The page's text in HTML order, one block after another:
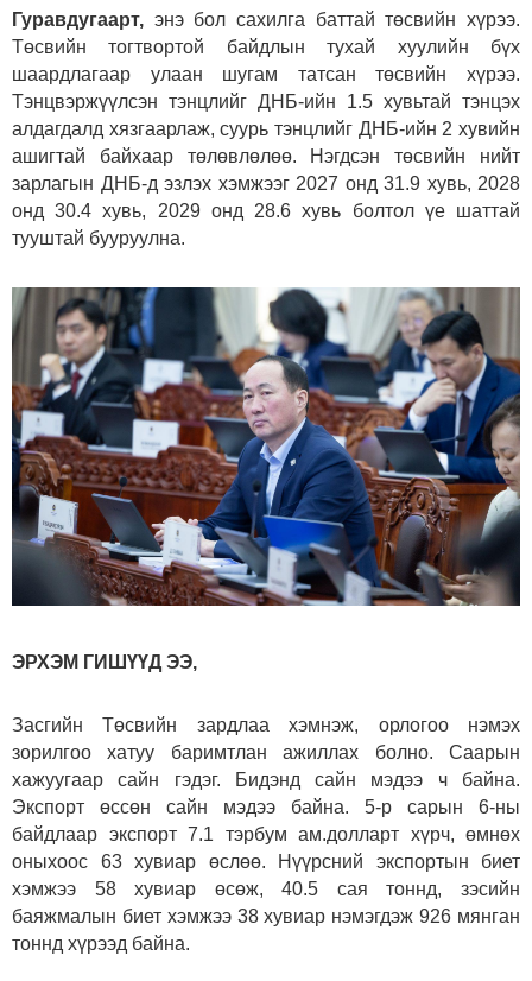
Гуравдугаарт, энэ бол сахилга баттай төсвийн хүрээ.
Төсвийн тогтвортой байдлын тухай хуулийн бүх
шаардлагаар улаан шугам татсан төсвийн хүрээ.
Тэнцвэржүүлсэн тэнцлийг ДНБ-ийн 1.5 хувьтай тэнцэх
алдагдалд хязгаарлаж, суурь тэнцлийг ДНБ-ийн 2 хувийн
ашигтай байхаар төлөвлөлөө. Нэгдсэн төсвийн нийт
зарлагын ДНБ-д эзлэх хэмжээг 2027 онд 31.9 хувь, 2028
онд 30.4 хувь, 2029 онд 28.6 хувь болтол үе шаттай
тууштай бууруулна.
ЭРХЭМ ГИШҮҮД ЭЭ,
Засгийн Төсвийн зардлаа хэмнэж, орлогоо нэмэх
зорилгоо хатуу баримтлан ажиллах болно. Саарын
хажуугаар сайн гэдэг. Бидэнд сайн мэдээ ч байна.
Экспорт өссөн сайн мэдээ байна. 5-р сарын 6-ны
байдлаар экспорт 7.1 тэрбум ам.долларт хүрч, өмнөх
оныхоос 63 хувиар өслөө. Нүүрсний экспортын биет
хэмжээ 58 хувиар өсөж, 40.5 сая тоннд, зэсийн
баяжмалын биет хэмжээ 38 хувиар нэмэгдэж 926 мянган
тоннд хүрээд байна.